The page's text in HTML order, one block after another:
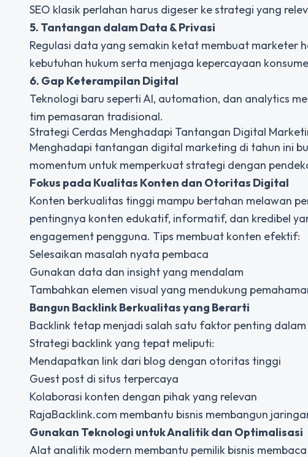
SEO klasik perlahan harus digeser ke strategi yang
5. Tantangan dalam Data & Privasi
Regulasi data yang semakin ketat membuat marketer
kebutuhan hukum serta menjaga kepercayaan
6. Gap Keterampilan Digital
Teknologi baru seperti AI, automation, dan analytics
tim pemasaran tradisional.
Strategi Cerdas Menghadapi Tantangan Digital
Menghadapi tantangan digital marketing di tahun ini
momentum untuk memperkuat strategi dengan
Fokus pada Kualitas Konten dan Otoritas Digital
Konten berkualitas tinggi mampu bertahan melawan
pentingnya konten edukatif, informatif, dan kredibel
engagement pengguna. Tips membuat konten efektif:
Selesaikan masalah nyata pembaca
Gunakan data dan insight yang mendalam
Tambahkan elemen visual yang mendukung
Bangun Backlink Berkualitas yang Berarti
Backlink tetap menjadi salah satu faktor penting
Strategi backlink yang tepat meliputi:
Mendapatkan link dari blog dengan otoritas tinggi
Guest post di situs terpercaya
Kolaborasi konten dengan pihak yang relevan
RajaBacklink.com membantu bisnis membangun
Gunakan Teknologi untuk Analitik dan Optimalisasi
Alat analitik modern membantu pemilik bisnis